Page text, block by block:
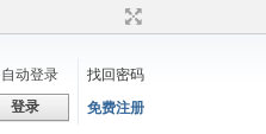
自动登录
找回密码
登录 免费注册